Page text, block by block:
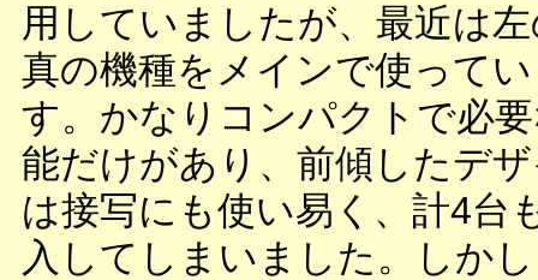
用していましたが、最近は
真の機種をメインで使って
す。かなりコンパクトで必
能だけがあり、前傾したデ
は接写にも使い易く、計4台
入してしまいました。しか